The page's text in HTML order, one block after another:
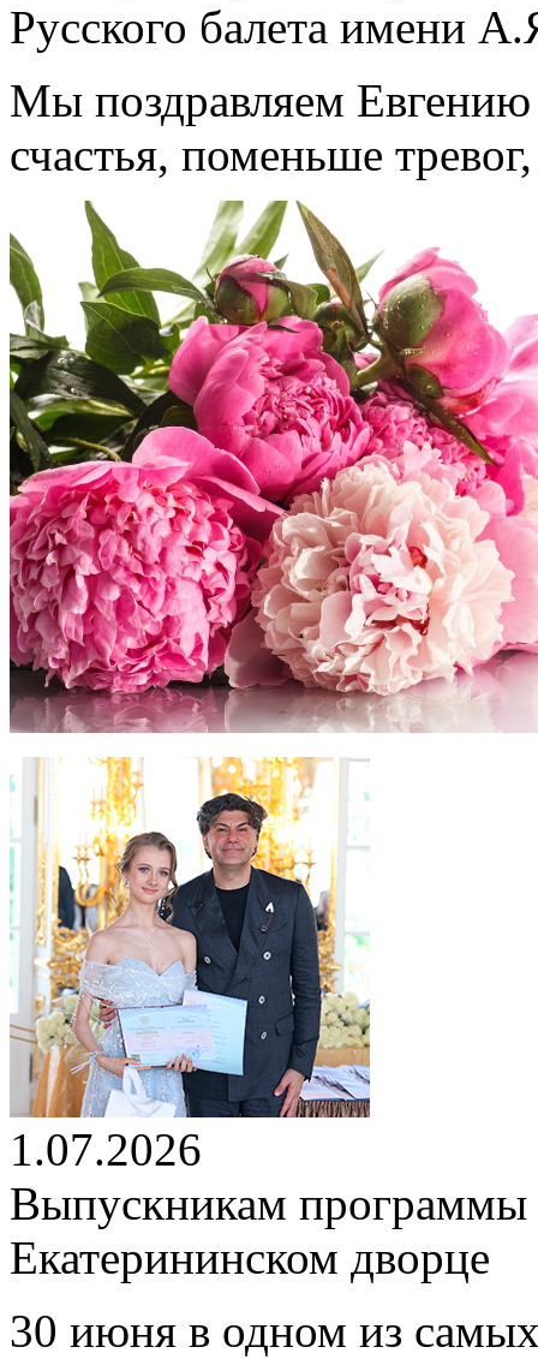
Русского балета имени
Мы поздравляем
счастья, поменьше
1.07.2026
Выпускникам
Екатерининском дворце
30 июня в одном из